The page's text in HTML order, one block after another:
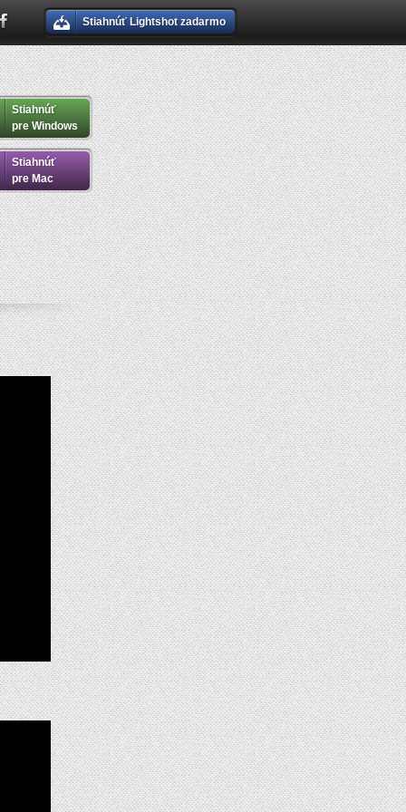
Stiahnúť Lightshot zadarmo
Stiahnúť
pre Windows
Stiahnúť
pre Mac